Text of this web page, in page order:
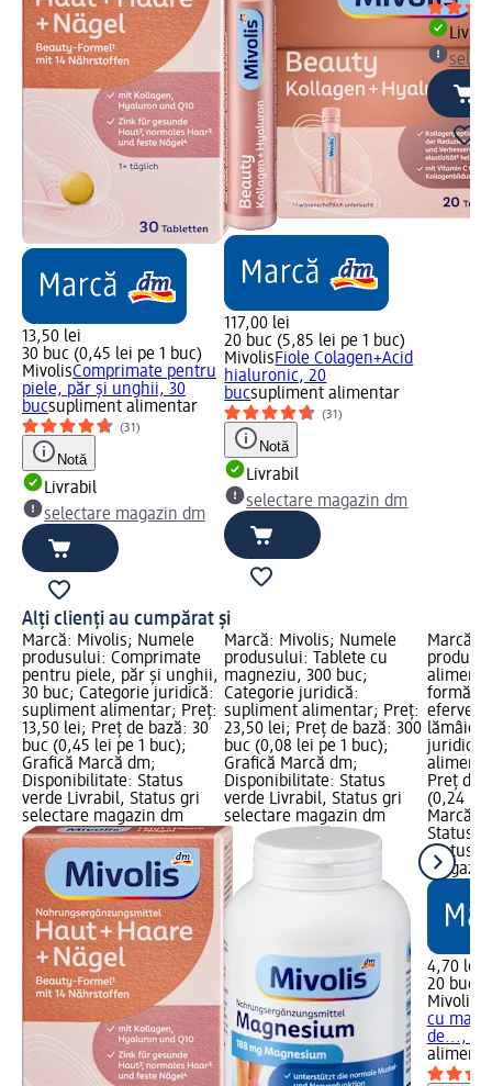
13,50 lei
30 buc (0,45 lei pe 1 buc)
MivolisComprimate pentru
piele, păr și unghii, 30
bucsupliment alimentar
(31)
Notă
Livrabil
selectare magazin dm
117,00 lei
20 buc (5,85 lei pe 1 buc)
MivolisFiole Colagen+Acid
hialuronic, 20
bucsupliment alimentar
(31)
Notă
Livrabil
selectare magazin dm
Alți clienți au cumpărat și
Marcă: Mivolis; Numele
produsului: Comprimate
pentru piele, păr și unghii,
30 buc; Categorie juridică:
supliment alimentar; Preț:
13,50 lei; Preț de bază: 30
buc (0,45 lei pe 1 buc);
Grafică Marcă dm;
Disponibilitate: Status
verde Livrabil, Status gri
selectare magazin dm
Marcă: Mivolis; Numele
produsului: Tablete cu
magneziu, 300 buc;
Categorie juridică:
supliment alimentar; Preț:
23,50 lei; Preț de bază: 300
buc (0,08 lei pe 1 buc);
Grafică Marcă dm;
Disponibilitate: Status
verde Livrabil, Status gri
selectare magazin dm
Marcă:
formă
lămâie,
juridică:
Preț de
(0,24 lei
Marcă
Status
Status
4,70 lei
20 buc
Mivolis
cu
de..., 20